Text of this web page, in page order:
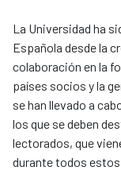
La Universidad ha
Española desde la
colaboración en la
países socios y la
se han llevado a
los que se deben
lectorados, que
durante todos